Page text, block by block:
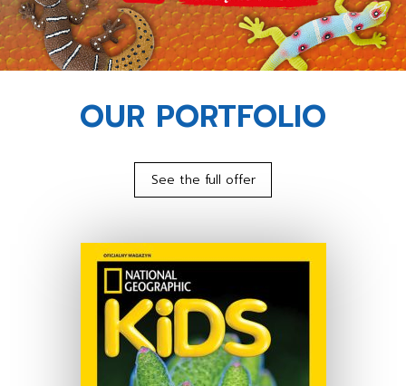
OUR PORTFOLIO
See the full offer